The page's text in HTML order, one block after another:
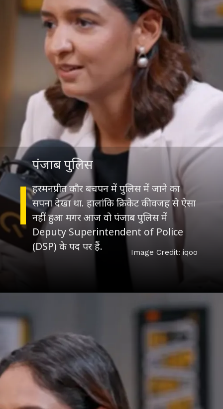
हरमनप्रीत कौर बचपन में पुलिस में जाने का
सपना देखा था. हालांकि क्रिकेट की वजह से ऐसा
नहीं हुआ मगर आज वो पंजाब पुलिस में
Deputy Superintendent of Police
(DSP) के पद पर हैं.
पंजाब पुलिस
Image Credit: iqoo